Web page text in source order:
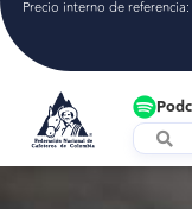
Precio interno de